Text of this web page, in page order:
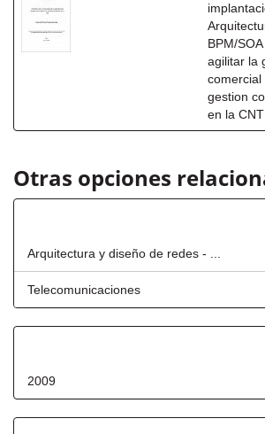
BPM/
agilitar la
comercial
gestion
en la CNT
Otras opciones
Arquitectura y diseño de redes - ...
Telecomunicaciones
2009